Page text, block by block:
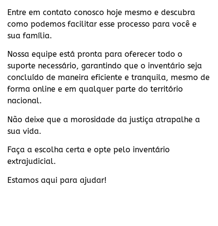
Entre em contato conosco hoje mesmo e descubra
como podemos facilitar esse processo para você e
sua família.
Nossa equipe está pronta para oferecer todo o
suporte necessário, garantindo que o inventário seja
concluído de maneira eficiente e tranquila, mesmo de
forma online e em qualquer parte do território
nacional.
Não deixe que a morosidade da justiça atrapalhe a
sua vida.
Faça a escolha certa e opte pelo inventário
extrajudicial.
Estamos aqui para ajudar!